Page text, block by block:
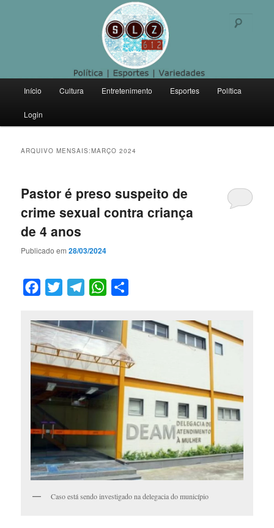
Politica | Esportes | Variedades
principal
Pular
para
principal
Pular
para
secundário
Início Cultura Entretenimento Esportes Política
Login
ARQUIVO MENSAIS:MARÇO 2024
Pastor é preso suspeito de
crime sexual contra criança
de 4 anos
Publicado em28/03/2024
Facebook
Twitter TelegramWhatsApp
Caso está sendo investigado na delegacia do município